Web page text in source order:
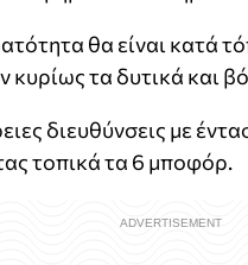
θα είναι κατά
τα δυτικά και
διευθύνσεις με
τοπικά τα 6 μποφόρ.